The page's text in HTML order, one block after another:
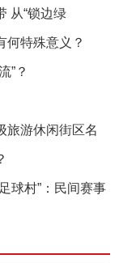
从“锁边绿
何特殊意义？
”？
旅游休闲街区名
球村”：民间赛事